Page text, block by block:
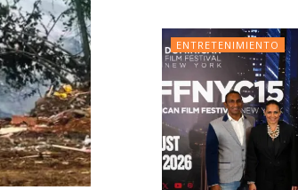
ENTRETENIMIENTO